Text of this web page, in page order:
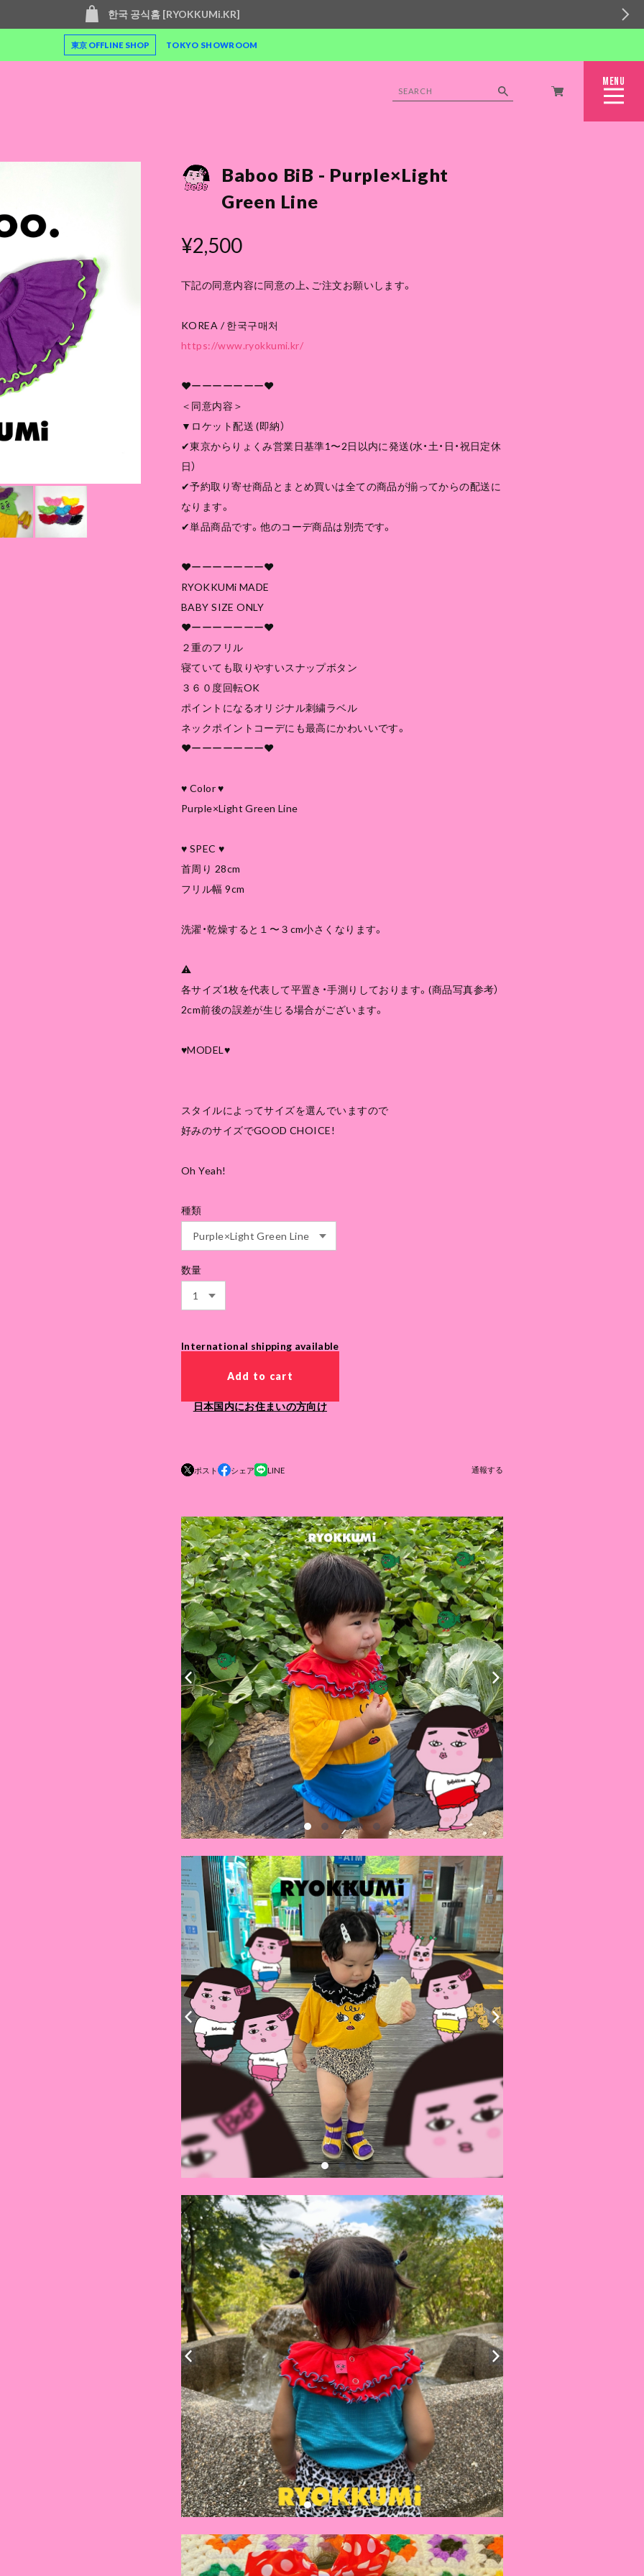
한국 공식홈 [RYOKKUMi.KR]
東京 OFFLINE SHOP TOKYO SHOWROOM
MENU
CLOSE
Baboo BiB - Purple×Light
Green Line
¥2,500
下記の同意内容に同意の上、ご注文お願いします。
KOREA / 한국구매처
https://www.ryokkumi.kr/
❤︎ーーーーーーー❤︎
＜同意内容＞
▼ロケット配送 (即納）
✔︎東京からりょくみ営業日基準1〜2日以内に発送(水・土・日・祝日定休
日）
✔︎予約取り寄せ商品とまとめ買いは全ての商品が揃ってからの配送に
なります。
✔︎単品商品です。他のコーデ商品は別売です。
❤︎ーーーーーーー❤︎
RYOKKUMi MADE
BABY SIZE ONLY
❤︎ーーーーーーー❤︎
２重のフリル
寝ていても取りやすいスナップボタン
３６０度回転OK
ポイントになるオリジナル刺繍ラベル
ネックポイントコーデにも最高にかわいいです。
❤︎ーーーーーーー❤︎
♥ Color ♥
Purple×Light Green Line
♥ SPEC ♥
首周り 28cm
フリル幅 9cm
洗濯・乾燥すると１〜３cm小さくなります。
⚠
各サイズ1枚を代表して平置き・手測りしております。(商品写真参考）
2cm前後の誤差が生じる場合がございます。
♥MODEL♥
スタイルによってサイズを選んでいますので
好みのサイズでGOOD CHOICE!
Oh Yeah!
種類
数量
International shipping available
Add to cart
日本国内にお住まいの方向け
ポスト シェア LINE 通報する